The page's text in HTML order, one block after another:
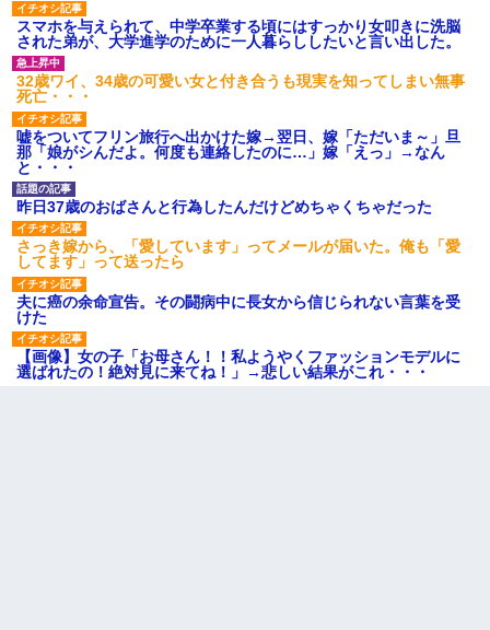
スマホを与えられて、中学卒業する頃にはすっかり女叩きに洗脳
された弟が、大学進学のために一人暮らししたいと言い出した。
32歳ワイ、34歳の可愛い女と付き合うも現実を知ってしまい無事
死亡・・・
嘘をついてフリン旅行へ出かけた嫁→翌日、嫁「ただいま～」旦
那「娘がシんだよ。何度も連絡したのに…」嫁「えっ」→なん
と・・・
昨日37歳のおばさんと行為したんだけどめちゃくちゃだった
さっき嫁から、「愛しています」ってメールが届いた。俺も「愛
してます」って送ったら
夫に癌の余命宣告。その闘病中に長女から信じられない言葉を受
けた
【画像】女の子「お母さん！！私ようやくファッションモデルに
選ばれたの！絶対見に来てね！」→悲しい結果がこれ・・・